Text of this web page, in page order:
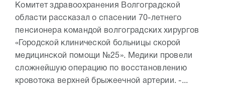
Комитет здравоохранения Волгоградской
области рассказал о спасении 70-летнего
пенсионера командой волгоградских хирургов
«Городской клинической больницы скорой
медицинской помощи №25». Медики провели
сложнейшую операцию по восстановлению
кровотока верхней брыжеечной артерии. -...